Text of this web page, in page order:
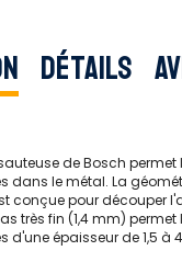
Détails
de Bosch
dans le métal. La
conçue pour découper
très fin (1,4 mm)
d'une épaisseur de 1,5 à